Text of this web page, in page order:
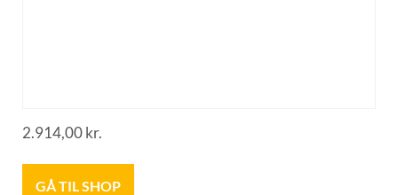
2.914,00kr.
GÅ TIL SHOP